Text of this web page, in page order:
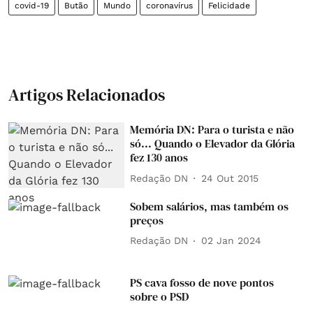
covid-19 Butão Mundo coronavírus Felicidade
Artigos Relacionados
Memória DN: Para o turista e não
só... Quando o Elevador da Glória
fez 130 anos
Redação DN 24 Out 2015
Sobem salários, mas também os
preços
Redação DN 02 Jan 2024
PS cava fosso de nove pontos
sobre o PSD